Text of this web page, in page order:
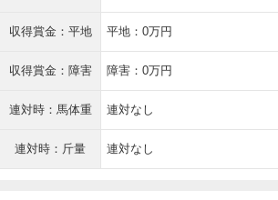
収得賞金：平地 平地：0万円
収得賞金：障害 障害：0万円
連対時：馬体重 連対なし
連対時：斤量 連対なし